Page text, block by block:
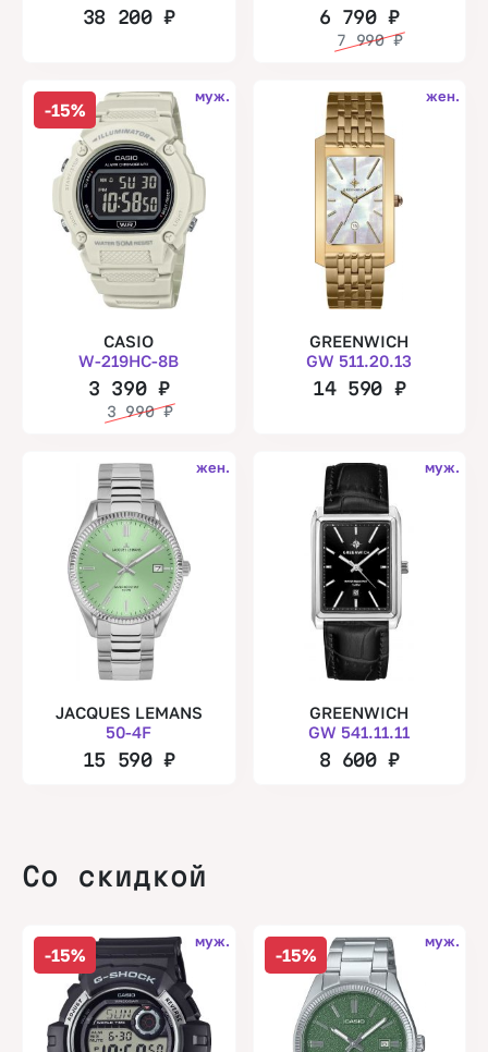
38 200₽ 6 790₽
7 990₽
-15%
муж.
CASIO
W-219HC-8B
3 390 ₽
3 990₽
жен.
GREENWICH
GW 511.20.13
14 590 ₽
жен.
JACQUES LEMANS
50-4F
15 590₽
муж.
GREENWICH
GW 541.11.11
8 600₽
Со скидкой
-15%
муж.
-15%
муж.